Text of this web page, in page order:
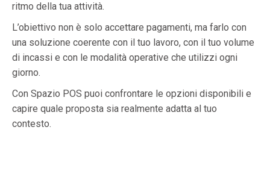
ritmo della tua attività.
L’obiettivo non è solo accettare pagamenti, ma farlo con
una soluzione coerente con il tuo lavoro, con il tuo volume
di incassi e con le modalità operative che utilizzi ogni
giorno.
Con Spazio POS puoi confrontare le opzioni disponibili e
capire quale proposta sia realmente adatta al tuo
contesto.